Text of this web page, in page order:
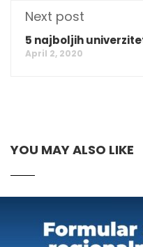
Next post
5 najboljih
April 2, 2020
YOU MAY ALSO LIKE